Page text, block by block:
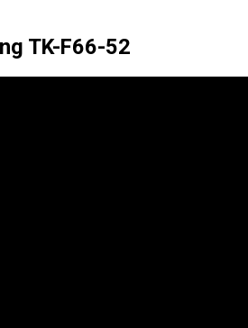
TK-F66-52